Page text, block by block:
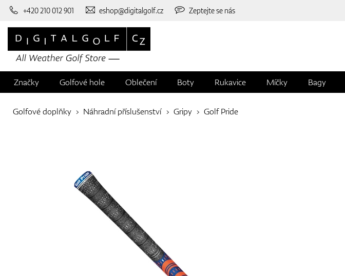
+420 210 012 901 eshop@digitalgolf.cz Zeptejte se nás
Značky Golfové hole Oblečení Boty Rukavice Míčky Bagy
Golfové doplňky Náhradní příslušenství Gripy Golf Pride